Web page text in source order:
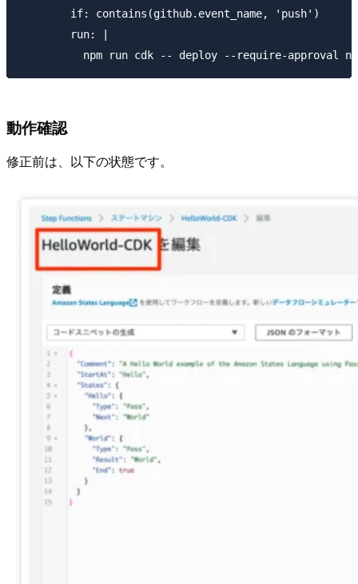
        if: contains(github.event_name, 'push')
        run: |
動作確認
修正前は、以下の状態です。